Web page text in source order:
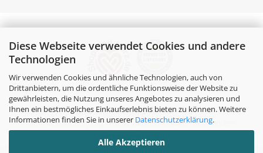
Diese Webseite verwendet Cookies und andere
Technologien
Wir verwenden Cookies und ähnliche Technologien, auch von
Drittanbietern, um die ordentliche Funktionsweise der Website zu
gewährleisten, die Nutzung unseres Angebotes zu analysieren und
Ihnen ein bestmögliches Einkaufserlebnis bieten zu können. Weitere
Informationen finden Sie in unserer Datenschutzerklärung.
Alle Akzeptieren
Alle Preise verstehen sich inklusive der gesetzlichen
Mehrwertsteuer, zzgl.Versandkostensoweit nicht anders